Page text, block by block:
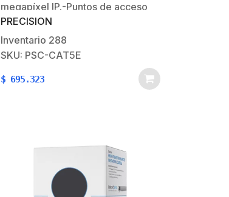
megapíxel IP.-Puntos de acceso
cableados.-Instalaciones de
vídeo/datos Fast Ethernet para
interiores.-Alimentación PoE a
larga distancia.Estándares:-ANSI
EIA/TIA 568 C.2;-ISO/IEC 11801
Cobre.-Color: Gris.-Calibre: 24
AWG.-Aislamiento: PVC.-
Blindaje: No.-Uso: En Interior-
Diámetro nominal: 4.80 ± 0.2 mm-
PRECISION
Inventario 288
SKU: PSC-CAT5E
$ 695.323